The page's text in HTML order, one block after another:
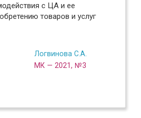
с ЦА и ее
товаров и услуг
Логвинова С.А.
МК — 2021, №3